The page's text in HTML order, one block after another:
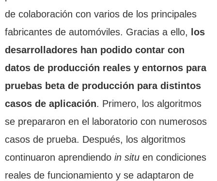
de colaboración con varios de los principales
fabricantes de automóviles. Gracias a ello, los
desarrolladores han podido contar con
datos de producción reales y entornos para
pruebas beta de producción para distintos
casos de aplicación. Primero, los algoritmos
se prepararon en el laboratorio con numerosos
casos de prueba. Después, los algoritmos
continuaron aprendiendo in situ en condiciones
reales de funcionamiento y se adaptaron de